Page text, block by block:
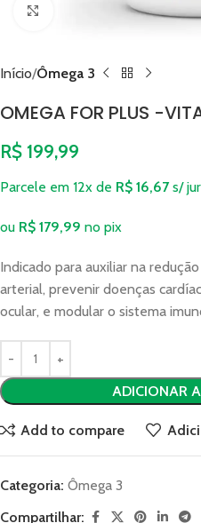
Clique para ampliar
Início Ômega 3
OMEGA FOR PLUS -
R$ 199,99
Parcele em 12x de R$ 16,67 s/
ou R$ 179,99 no pix
Indicado para auxiliar na
arterial, prevenir doenças
ocular, e modular o sistema
ADICIONAR
Add to compare
Categoria: Ômega 3
Compartilhar: